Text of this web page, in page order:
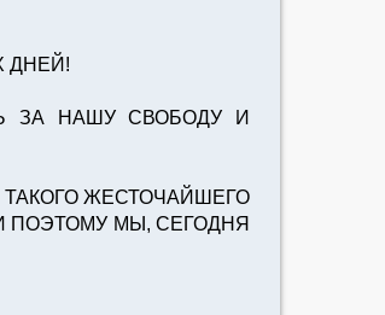
ДНЕЙ!
ЗА НАШУ СВОБОДУ И
ЖЕСТОЧАЙШЕГО
ПОЭТОМУ МЫ, СЕГОДНЯ